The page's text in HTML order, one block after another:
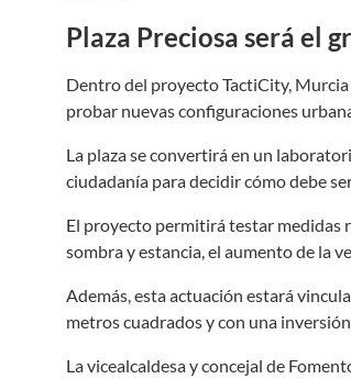
Plaza Preciosa será el
Dentro del proyecto TactiCity,
probar nuevas configuraciones
La plaza se convertirá en un
ciudadanía para decidir cómo debe
El proyecto permitirá testar medidas
sombra y estancia, el aumento de la
Además, esta actuación estará
metros cuadrados y con una
La vicealcaldesa y concejal de